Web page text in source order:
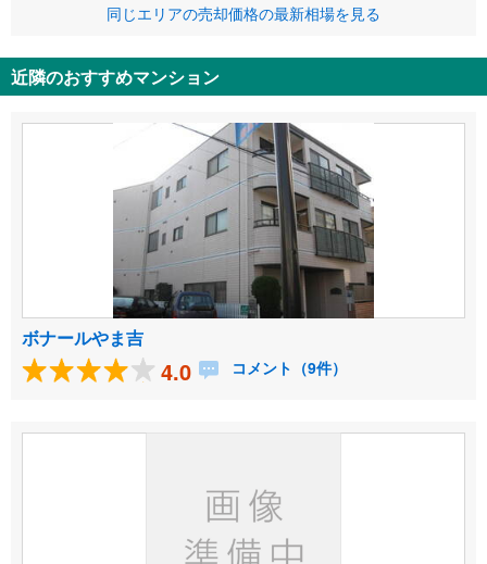
同じエリアの売却価格の最新相場を見る
近隣のおすすめマンション
ボナールやま吉
4.0 コメント（9件）